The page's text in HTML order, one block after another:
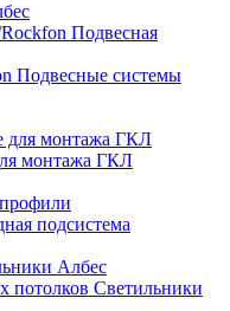
Подвесная
Подвесные системы
монтажа ГКЛ
подсистема
Албес
Светильники